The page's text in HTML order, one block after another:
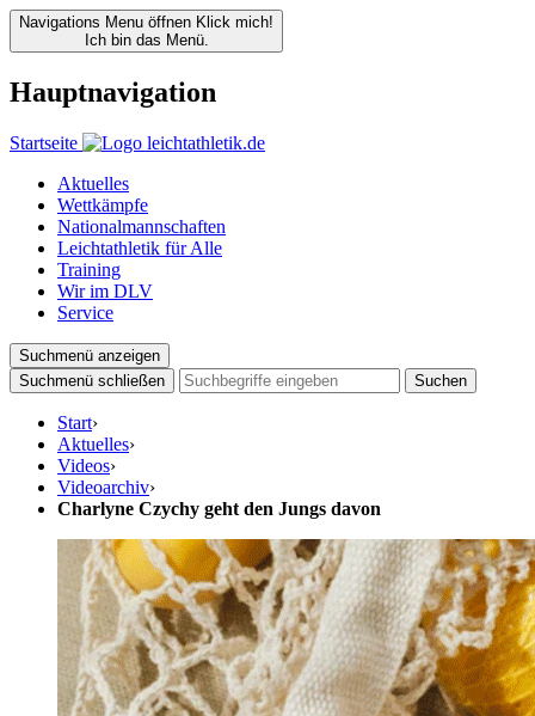
Navigations Menu öffnen Klick mich!
Ich bin das Menü.
Hauptnavigation
Startseite
Aktuelles
Wettkämpfe
Nationalmannschaften
Leichtathletik für Alle
Training
Wir im DLV
Service
Suchmenü anzeigen
Suchmenü schließen
Suchen
Start›
Aktuelles›
Videos›
Videoarchiv›
Charlyne Czychy geht den Jungs davon